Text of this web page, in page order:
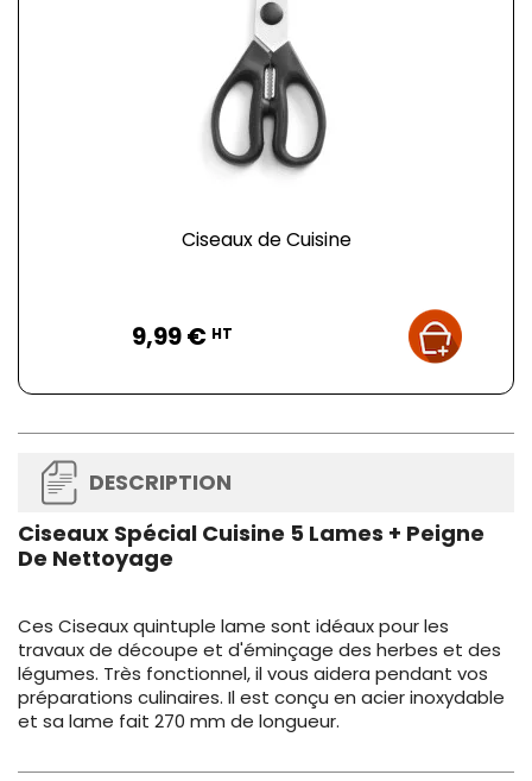
Ciseaux de Cuisine
9,99 € HT
DESCRIPTION
Ciseaux Spécial Cuisine 5 Lames + Peigne
De Nettoyage
Ces Ciseaux quintuple lame sont idéaux pour les
travaux de découpe et d'éminçage des herbes et des
légumes. Très fonctionnel, il vous aidera pendant vos
préparations culinaires. Il est conçu en acier inoxydable
et sa lame fait 270 mm de longueur.